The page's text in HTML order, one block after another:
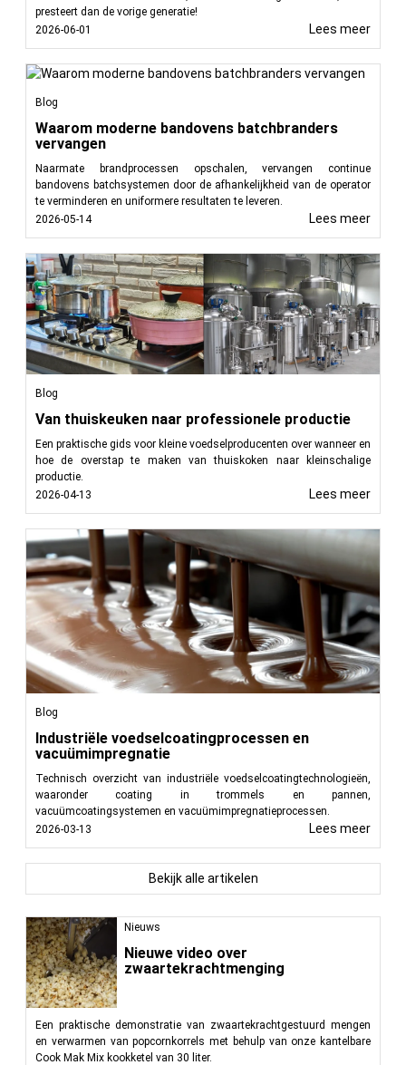
Nieuws
Nieuwe video over
zwaartekrachtmenging
Een praktische demonstratie van zwaartekrachtgestuurd mengen
en verwarmen van popcornkorrels met behulp van onze kantelbare
Cook Mak Mix kookketel van 30 liter.
presteert dan de vorige generatie!
2026-06-01
Lees meer
Blog
Waarom moderne bandovens batchbranders
vervangen
Naarmate brandprocessen opschalen, vervangen continue
bandovens batchsystemen door de afhankelijkheid van de operator
te verminderen en uniformere resultaten te leveren.
2026-05-14
Lees meer
Blog
Van thuiskeuken naar professionele productie
Een praktische gids voor kleine voedselproducenten over wanneer en
hoe de overstap te maken van thuiskoken naar kleinschalige
productie.
2026-04-13
Lees meer
Blog
Industriële voedselcoatingprocessen en
vacuümimpregnatie
Technisch overzicht van industriële voedselcoatingtechnologieën,
waaronder coating in trommels en pannen,
vacuümcoatingsystemen en vacuümimpregnatieprocessen.
2026-03-13
Lees meer
Bekijk alle artikelen